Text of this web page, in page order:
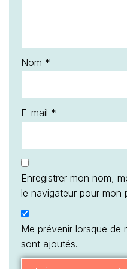
Nom *
E-mail *
Enregistrer mon nom,
le navigateur pour mon
Me prévenir lorsque de
sont ajoutés.